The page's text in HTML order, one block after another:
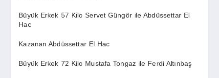
Büyük Erkek 57 Kilo Servet Güngör ile Abdüssettar El
Hac
Kazanan Abdüssettar El Hac
Büyük Erkek 72 Kilo Mustafa Tongaz ile Ferdi Altınbaş